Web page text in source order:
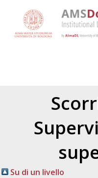
Su di un livello